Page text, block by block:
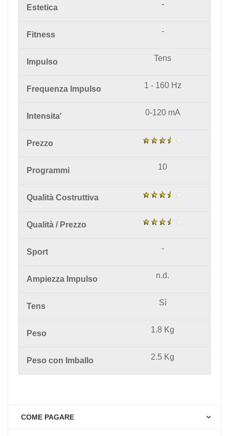
Estetica -
Fitness -
Impulso Tens
Frequenza Impulso 1 - 160 Hz
Intensita' 0-120 mA
Prezzo
Programmi 10
Qualità Costruttiva
Qualità / Prezzo
Sport -
Ampiezza Impulso n.d.
Tens Sì
Peso 1.8 Kg
Peso con Imballo 2.5 Kg
COME PAGARE